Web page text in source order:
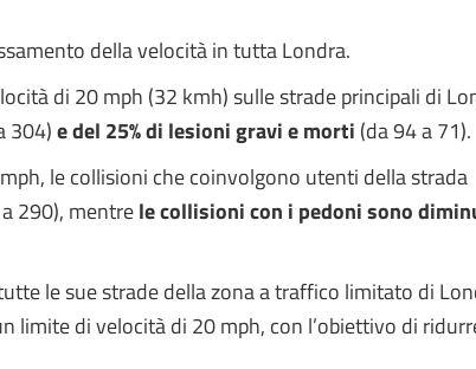
della velocità in tutta Londra.
di 20 mph (32 kmh) sulle strade principali di
304)e del 25% di lesioni gravi e morti (da 94 a 71).
le collisioni che coinvolgono utenti della strada
290), mentrele collisioni con i pedoni sono
le sue strade della zona a traffico limitato di
limite di velocità di 20 mph, con l’obiettivo di